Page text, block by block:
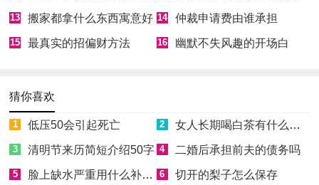
13 搬家都拿什么东西寓意好 14 仲裁申请费由谁承担
15 最真实的招偏财方法 16 幽默不失风趣的开场白
猜你喜欢
1 低压50会引起死亡 2 女人长期喝白茶有什么好处
3 清明节来历简短介绍50字 4 二婚后承担前夫的债务吗
5 脸上缺水严重用什么补水效果好 6 切开的梨子怎么保存